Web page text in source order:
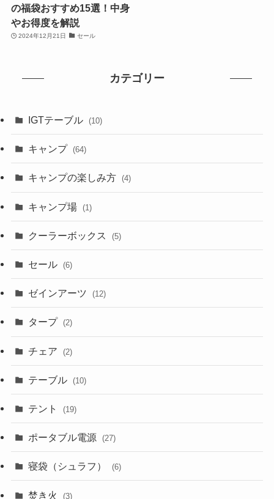
の福袋おすすめ15選！中身
やお得度を解説
2024年12月21日 セール
カテゴリー
IGTテーブル (10)
キャンプ (64)
キャンプの楽しみ方 (4)
キャンプ場 (1)
クーラーボックス (5)
セール (6)
ゼインアーツ (12)
タープ (2)
チェア (2)
テーブル (10)
テント (19)
ポータブル電源 (27)
寝袋（シュラフ） (6)
焚き火 (3)